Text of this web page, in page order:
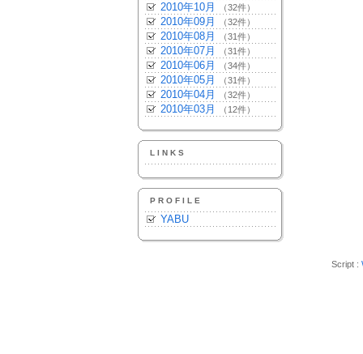
2010年10月 （32件）
2010年09月 （32件）
2010年08月 （31件）
2010年07月 （31件）
2010年06月 （34件）
2010年05月 （31件）
2010年04月 （32件）
2010年03月 （12件）
LINKS
PROFILE
YABU
Script :